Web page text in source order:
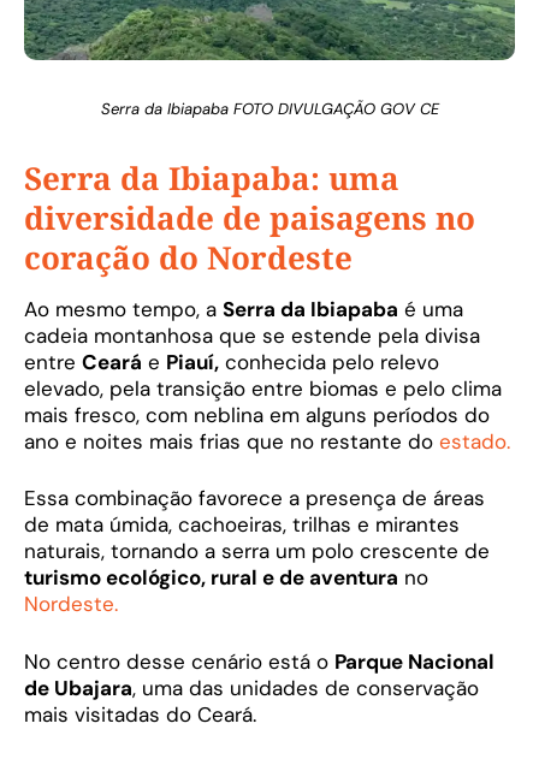
Serra da Ibiapaba FOTO DIVULGAÇÃO GOV CE
Serra da Ibiapaba: uma
diversidade de paisagens no
coração do Nordeste
Ao mesmo tempo, a Serra da Ibiapaba é uma
cadeia montanhosa que se estende pela divisa
entre Ceará e Piauí, conhecida pelo relevo
elevado, pela transição entre biomas e pelo clima
mais fresco, com neblina em alguns períodos do
ano e noites mais frias que no restante do estado.
Essa combinação favorece a presença de áreas
de mata úmida, cachoeiras, trilhas e mirantes
naturais, tornando a serra um polo crescente de
turismo ecológico, rural e de aventura no
Nordeste.
No centro desse cenário está o Parque Nacional
de Ubajara, uma das unidades de conservação
mais visitadas do Ceará.